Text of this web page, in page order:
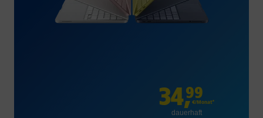
34,99
€/Monat*
dauerhaft